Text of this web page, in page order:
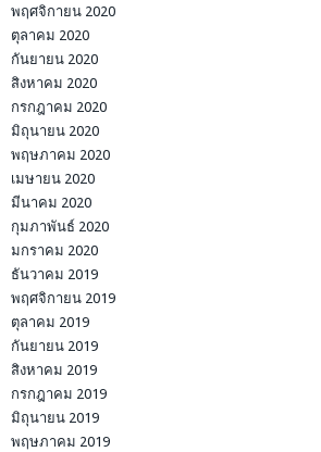
พฤศจิกายน 2020
ตุลาคม 2020
กันยายน 2020
สิงหาคม 2020
กรกฎาคม 2020
มิถุนายน 2020
พฤษภาคม 2020
เมษายน 2020
มีนาคม 2020
กุมภาพันธ์ 2020
มกราคม 2020
ธันวาคม 2019
พฤศจิกายน 2019
ตุลาคม 2019
กันยายน 2019
สิงหาคม 2019
กรกฎาคม 2019
มิถุนายน 2019
พฤษภาคม 2019